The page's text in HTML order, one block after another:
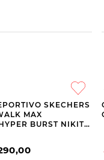
SKECHERS
MAX
BURST NIKITA
,00